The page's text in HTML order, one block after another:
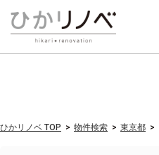
ひかリノベ TOP 物件検索 東京都